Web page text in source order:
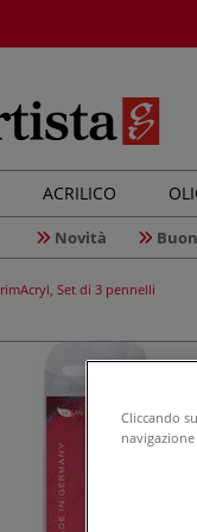
ACRILICO
Novità
Set di 3 pennelli
Cliccando